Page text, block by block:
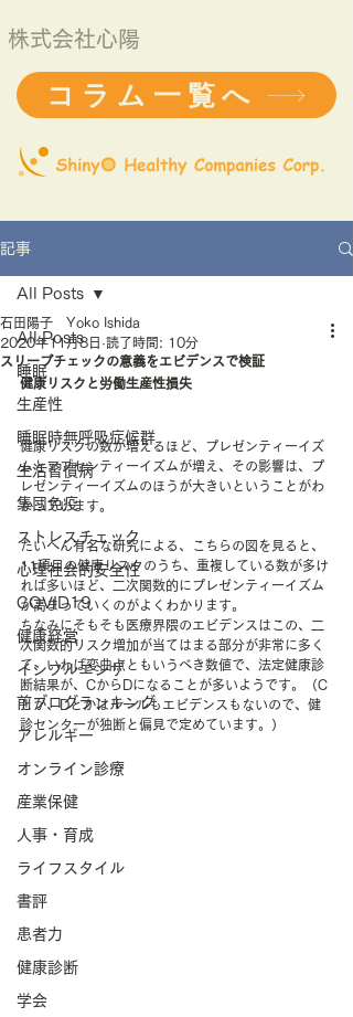
株式会社心陽
コラム一覧へ
記事
All Posts
睡眠
生産性
睡眠時無呼吸症候群
生活習慣病
集団免疫
ストレスチェック
心理社会的安全性
COVID19
健康経営
インフルエンザ
前ブログランキング
アレルギー
オンライン診療
産業保健
人事・育成
ライフスタイル
書評
患者力
健康診断
学会
All Posts
スリープチェックの意義をエビデンスで検証
石田陽子 Yoko Ishida
2020年11月8日 読了時間: 10分
健康リスクと労働生産性損失
健康リスクの数が増えるほど、プレゼンティーイズ
ムとアブセンティーイズムが増え、その影響は、プ
レゼンティーイズムのほうが大きいということがわ
かっています。
たいへん有名な研究による、こちらの図を見ると、
11項目の健康リスクのうち、重複している数が多け
れば多いほど、二次関数的にプレゼンティーイズム
が高まっていくのがよくわかります。
ちなみにそもそも医療界隈のエビデンスはこの、二
次関数的リスク増加が当てはまる部分が非常に多く
て、いわば変曲点ともいうべき数値で、法定健康診
断結果が、CからDになることが多いようです。（C
とか、Dとかはルールもエビデンスもないので、健
診センターが独断と偏見で定めています。）